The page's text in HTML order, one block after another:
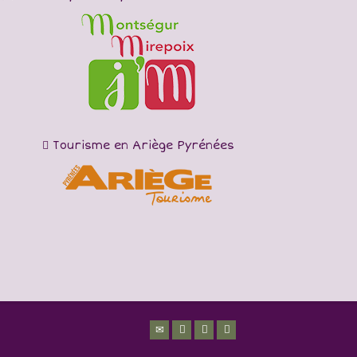
Tourisme en Ariège Pyrénées